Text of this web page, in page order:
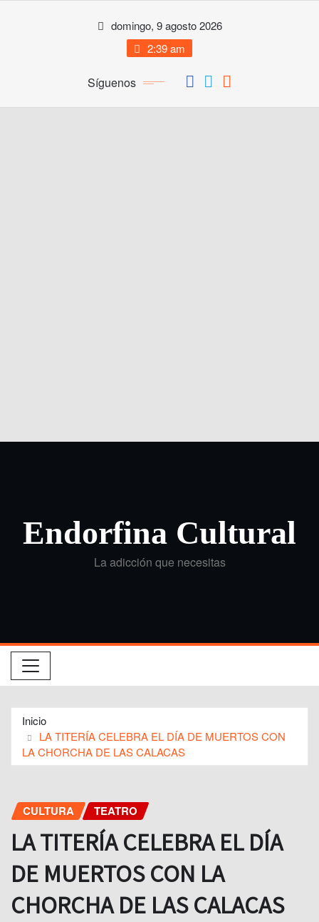
domingo, 9 agosto 2026
2:39 am
Síguenos
Endorfina Cultural
La adicción que necesitas
Inicio
LA TITERÍA CELEBRA EL DÍA DE MUERTOS CON
LA CHORCHA DE LAS CALACAS
CULTURA TEATRO
LA TITERÍA CELEBRA EL DÍA
DE MUERTOS CON LA
CHORCHA DE LAS CALACAS